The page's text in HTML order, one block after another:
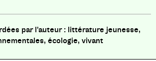
littérature jeunesse,
écologie, vivant